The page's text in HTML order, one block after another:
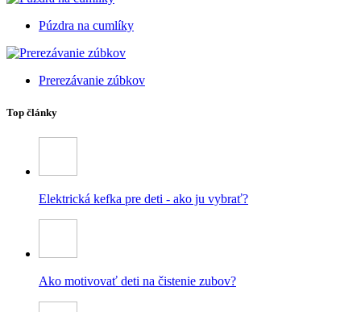
Púzdra na cumlíky
Prerezávanie zúbkov
Top články
Elektrická kefka pre deti - ako ju vybrať?
Ako motivovať deti na čistenie zubov?